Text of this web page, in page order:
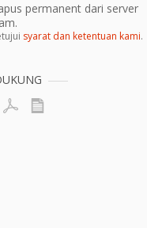
permanent dari server
syarat dan ketentuan kami.